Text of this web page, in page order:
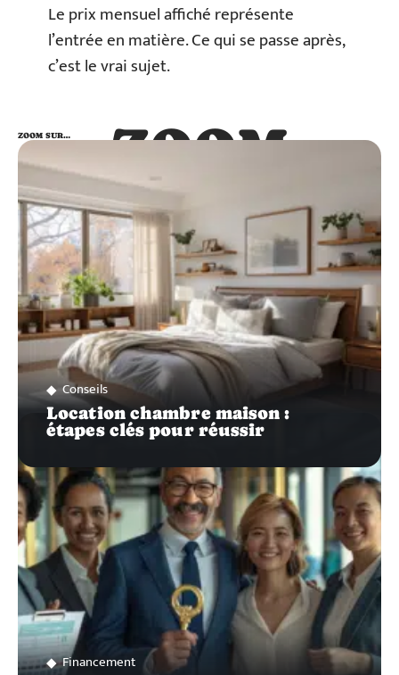
Le prix mensuel affiché représente
l’entrée en matière. Ce qui se passe après,
c’est le vrai sujet.
ZOOM
SUR…
ZOOM SUR…
Conseils
Location chambre maison :
étapes clés pour réussir
Financement